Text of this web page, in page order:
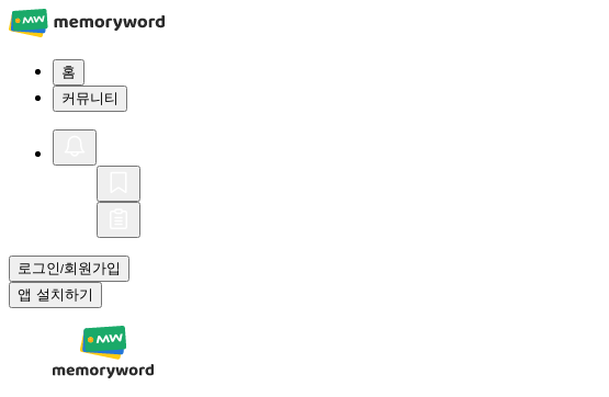
홈
커뮤니티
로그인/회원가입
앱 설치하기